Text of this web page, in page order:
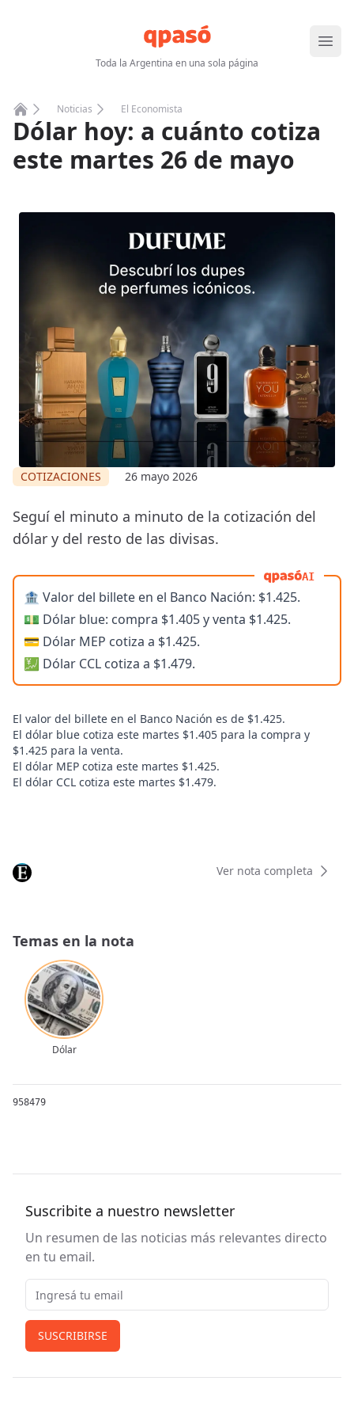
Toda la Argentina en una sola página
Abrir
Home
Noticias El Economista
Dólar hoy: a cuánto cotiza
este martes 26 de mayo
COTIZACIONES 26 mayo 2026
Seguí el minuto a minuto de la cotización del
dólar y del resto de las divisas.
AI
🏦 Valor del billete en el Banco Nación: $1.425.
💵 Dólar blue: compra $1.405 y venta $1.425.
💳 Dólar MEP cotiza a $1.425.
💹 Dólar CCL cotiza a $1.479.
El valor del billete en el Banco Nación es de $1.425.
El dólar blue cotiza este martes $1.405 para la compra y
$1.425 para la venta.
El dólar MEP cotiza este martes $1.425.
El dólar CCL cotiza este martes $1.479.
Ver nota completa
Temas en la nota
Dólar
958479
Suscribite a nuestro newsletter
Un resumen de las noticias más relevantes directo
en tu email.
Email
SUSCRIBIRSE